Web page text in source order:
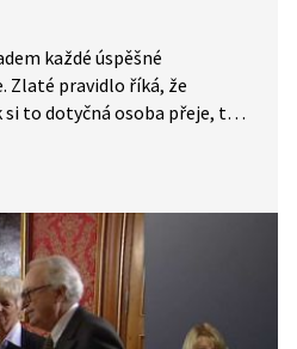
každé úspěšné
Zlaté pravidlo říká, že
to dotyčná osoba přeje, tedy
nebo neznámé osoby,
nebo kdo komu nabízí